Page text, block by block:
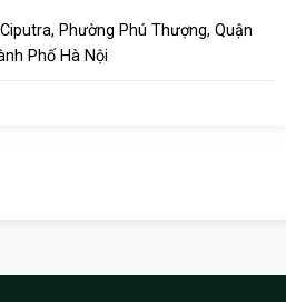
đúc ở đây, sẽ tạo lên một cơ hội
Phường Phú Thượng, Quận
Phố Hà Nội